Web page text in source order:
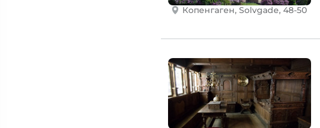
Копенгаген, Solvgade, 48-50